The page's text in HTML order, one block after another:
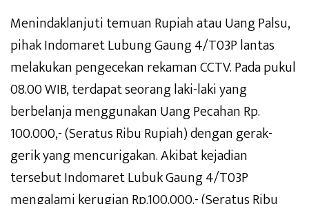
Menindaklanjuti temuan Rupiah atau Uang Palsu,
pihak Indomaret Lubung Gaung 4/T03P lantas
melakukan pengecekan rekaman CCTV. Pada pukul
08.00 WIB, terdapat seorang laki-laki yang
berbelanja menggunakan Uang Pecahan Rp.
100.000,- (Seratus Ribu Rupiah) dengan gerak-
gerik yang mencurigakan. Akibat kejadian
tersebut Indomaret Lubuk Gaung 4/T03P